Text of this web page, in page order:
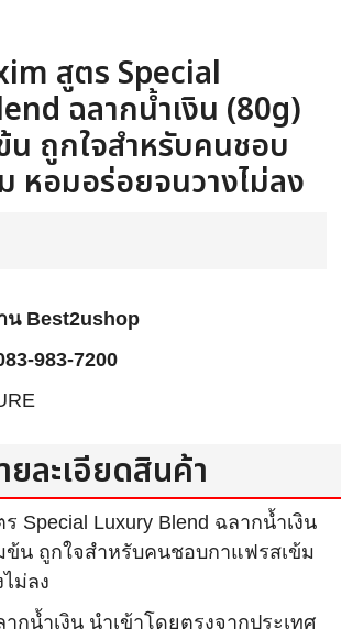
สูตร Special
ฉลากน้ำเงิน (80g)
น ถูกใจสำหรับคนชอบ
หอมอร่อยจนวางไม่ลง
น Best2ushop
983-7200
ยละเอียดสินค้า
Special Luxury Blend ฉลากน้ำเงิน
ข้น ถูกใจสำหรับคนชอบกาแฟรสเข้ม
ม่ลง
กน้ำเงิน นำเข้าโดยตรงจากประเทศ